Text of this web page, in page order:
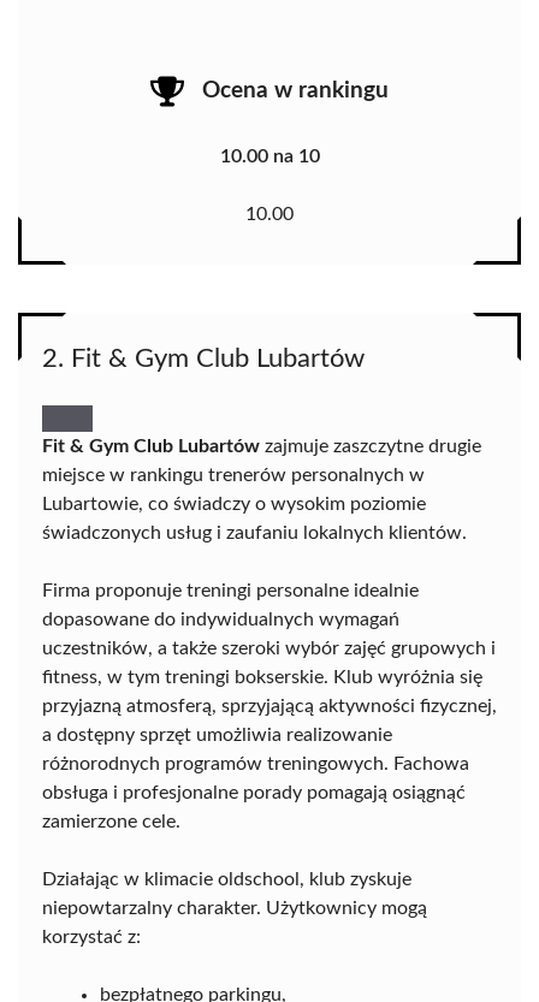
Ocena w rankingu
10.00 na 10
10.00
2. Fit & Gym Club Lubartów
Fit & Gym Club Lubartów zajmuje zaszczytne drugie
miejsce w rankingu trenerów personalnych w
Lubartowie, co świadczy o wysokim poziomie
świadczonych usług i zaufaniu lokalnych klientów.
Firma proponuje treningi personalne idealnie
dopasowane do indywidualnych wymagań
uczestników, a także szeroki wybór zajęć grupowych i
fitness, w tym treningi bokserskie. Klub wyróżnia się
przyjazną atmosferą, sprzyjającą aktywności fizycznej,
a dostępny sprzęt umożliwia realizowanie
różnorodnych programów treningowych. Fachowa
obsługa i profesjonalne porady pomagają osiągnąć
zamierzone cele.
Działając w klimacie oldschool, klub zyskuje
niepowtarzalny charakter. Użytkownicy mogą
korzystać z:
bezpłatnego parkingu,